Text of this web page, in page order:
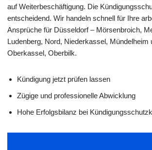
auf Weiterbeschäftigung. Die
entscheidend. Wir handeln schnell für Ihre
Ansprüche für Düsseldorf – Mörsenbroich,
Ludenberg, Nord, Niederkassel, Mündelheim
Oberkassel, Oberbilk.
Kündigung jetzt prüfen lassen
Zügige und professionelle Abwicklung
Hohe Erfolgsbilanz bei